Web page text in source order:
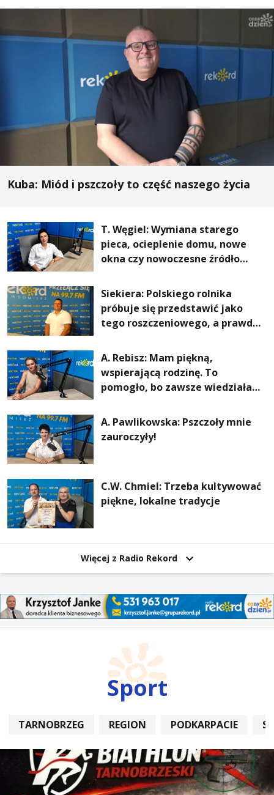
Kuba: Miód i pszczoły to część naszego życia
T. Węgiel: Wymiana starego
pieca, ocieplenie domu, nowe
okna czy nowoczesne źródło
rachunki za energię, lepszy
komfort życia i... czystsze
powietrze
Siekiera: Polskiego rolnika
próbuje się przedstawić jako
tego roszczeniowego, a prawda
A. Rebisz: Mam piękną,
wspierającą rodzinę. To
pomogło, bo zawsze wiedziałam,
najważniejsza
A. Pawlikowska: Pszczoły mnie
zauroczyły!
C.W. Chmiel: Trzeba kultywować
piękne, lokalne tradycje
Więcej z Radio Rekord
Sport
TARNOBRZEG REGION PODKARPACIE